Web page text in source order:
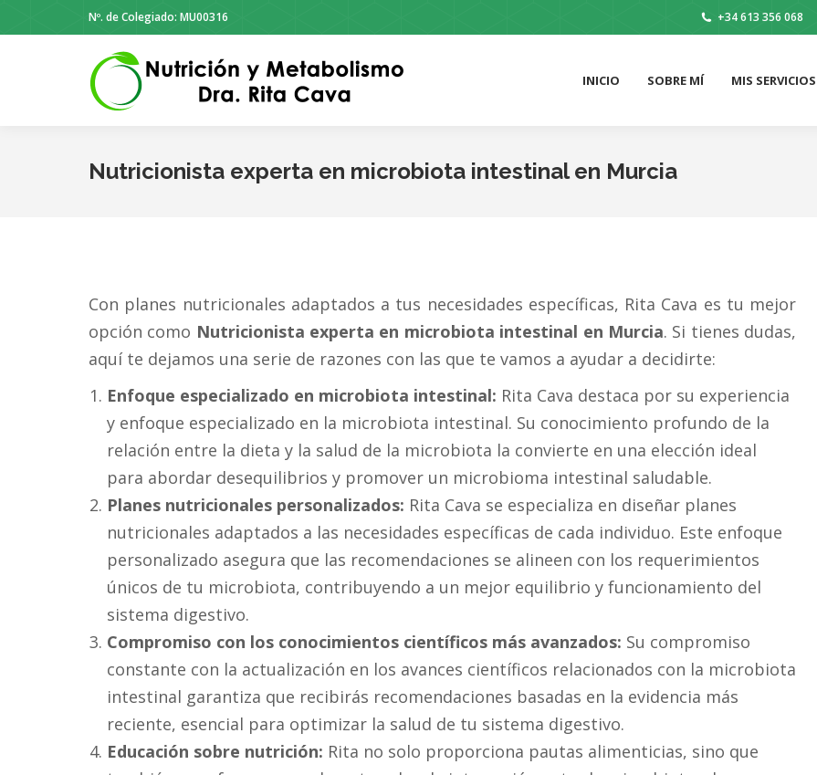
Nº. de Colegiado: MU00316 +34 613 356 068
INICIO SOBRE MÍ MIS SERVICIOS
Nutricionista experta en microbiota intestinal en Murcia
Con planes nutricionales adaptados a tus necesidades específicas, Rita Cava es tu mejor
opción como Nutricionista experta en microbiota intestinal en Murcia. Si tienes dudas,
aquí te dejamos una serie de razones con las que te vamos a ayudar a decidirte:
Enfoque especializado en microbiota intestinal: Rita Cava destaca por su experiencia
y enfoque especializado en la microbiota intestinal. Su conocimiento profundo de la
relación entre la dieta y la salud de la microbiota la convierte en una elección ideal
para abordar desequilibrios y promover un microbioma intestinal saludable.
Planes nutricionales personalizados: Rita Cava se especializa en diseñar planes
nutricionales adaptados a las necesidades específicas de cada individuo. Este enfoque
personalizado asegura que las recomendaciones se alineen con los requerimientos
únicos de tu microbiota, contribuyendo a un mejor equilibrio y funcionamiento del
sistema digestivo.
Compromiso con los conocimientos científicos más avanzados: Su compromiso
constante con la actualización en los avances científicos relacionados con la microbiota
intestinal garantiza que recibirás recomendaciones basadas en la evidencia más
reciente, esencial para optimizar la salud de tu sistema digestivo.
Educación sobre nutrición: Rita no solo proporciona pautas alimenticias, sino que
INICIO SOBRE MÍ MIS SERVICIOS